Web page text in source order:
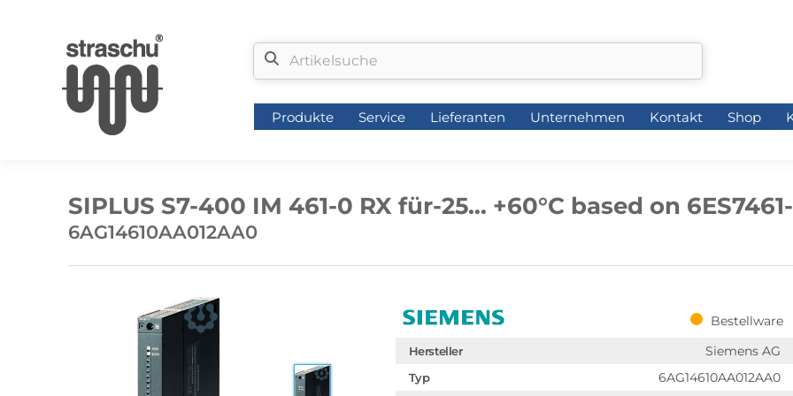
Produkte Service Lieferanten Unternehmen Kontakt Shop
SIPLUS S7-400 IM 461-0 RX für-25… +60°C based on
6AG14610AA012AA0
Bestellware
Hersteller Siemens AG
Typ 6AG14610AA012AA0
Produkte Service Lieferanten Unternehmen Kontakt